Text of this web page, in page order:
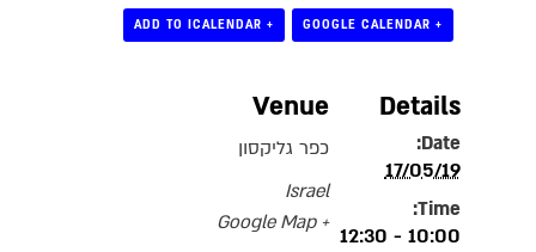
+ GOOGLE CALENDAR
+ ADD TO ICALENDAR
Details
Date:
17/05/19
Time:
10:00 - 12:30
Venue
כפר גליקסון
Israel
+ Google Map